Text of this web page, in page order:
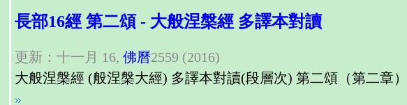
長部16經 第二頌 - 大般涅槃經 多譯本對讀
更新：十一月 16, 佛曆2559 (2016)
大般涅槃經 (般涅槃大經) 多譯本對讀(段層次) 第二頌（第二章）,
»